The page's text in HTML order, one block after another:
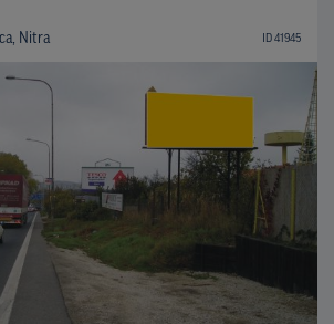
Nitra ID 41945